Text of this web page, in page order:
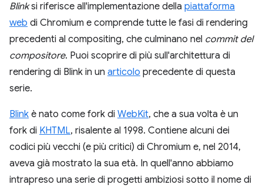
Blinksi riferisce all'implementazione della piattaforma
web di Chromium e comprende tutte le fasi di rendering
precedenti al compositing, che culminano nel commit del
compositore. Puoi scoprire di più sull'architettura di
rendering di Blink in un articolo precedente di questa
serie.
Blink è nato come fork di WebKit, che a sua volta è un
fork di KHTML, risalente al 1998. Contiene alcuni dei
codici più vecchi (e più critici) di Chromium e, nel 2014,
aveva già mostrato la sua età. In quell'anno abbiamo
intrapreso una serie di progetti ambiziosi sotto il nome di